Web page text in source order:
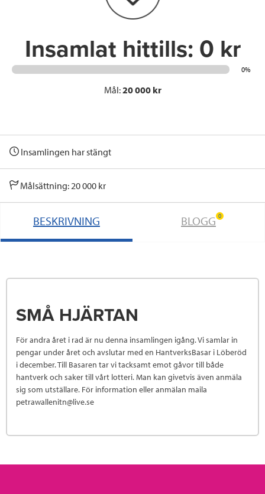
n
Insamlat hittills: 0 kr
0%
Mål:20 000 kr
Insamlingen har stängt
Målsättning: 20 000 kr
BESKRIVNING BLOGG 0
SMÅ HJÄRTAN
För andra året i rad är nu denna insamlingen igång. Vi samlar in
pengar under året och avslutar med en HantverksBasar i Löberöd
i december. Till Basaren tar vi tacksamt emot gåvor till både
hantverk och saker till vårt lotteri. Man kan givetvis även anmäla
sig som utställare. För information eller anmälan maila
petrawallenitn@live.se